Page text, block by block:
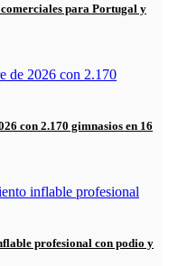
para Portugal y
con 2.170 gimnasios en 16
profesional con podio y